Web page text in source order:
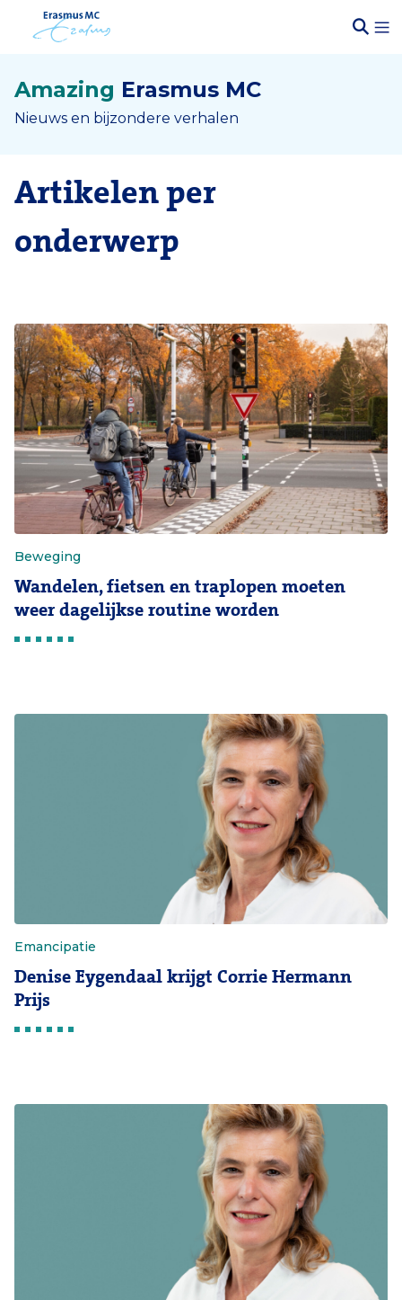
Amazing Erasmus MC
Nieuws en bijzondere verhalen
Artikelen per
onderwerp
Beweging
Wandelen, fietsen en traplopen moeten
weer dagelijkse routine worden
Emancipatie
Denise Eygendaal krijgt Corrie Hermann
Prijs